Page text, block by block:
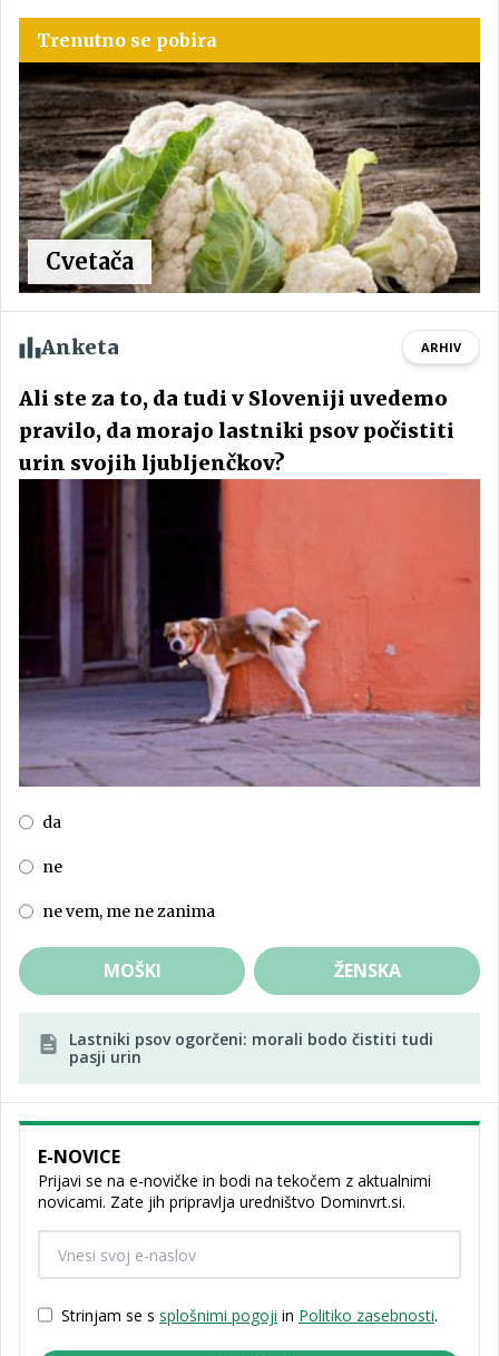
Trenutno se pobira
Cvetača
Anketa ARHIV
Ali ste za to, da tudi v Sloveniji uvedemo
pravilo, da morajo lastniki psov počistiti
urin svojih ljubljenčkov?
da
ne
ne vem, me ne zanima
MOŠKI ŽENSKA
Lastniki psov ogorčeni: morali bodo čistiti tudi
pasji urin
E-NOVICE
Prijavi se na e-novičke in bodi na tekočem z aktualnimi
novicami. Zate jih pripravlja uredništvo Dominvrt.si.
Strinjam se s splošnimi pogoji in Politiko zasebnosti.